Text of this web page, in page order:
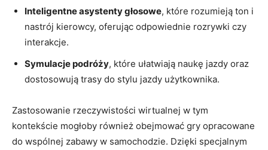
Inteligentne asystenty głosowe, które rozumieją ton i
nastrój kierowcy, oferując odpowiednie rozrywki czy
interakcje.
Symulacje podróży, które ułatwiają naukę jazdy oraz
dostosowują trasy do stylu jazdy użytkownika.
Zastosowanie rzeczywistości wirtualnej w tym
kontekście mogłoby również obejmować gry opracowane
do wspólnej zabawy w samochodzie. Dzięki specjalnym